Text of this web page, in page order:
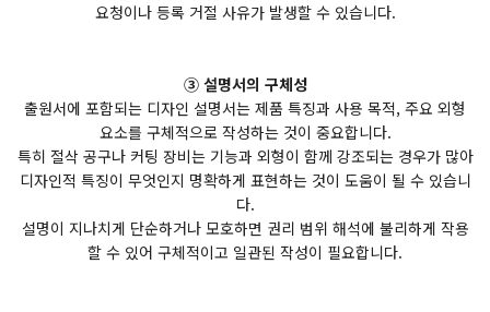
요청이나 등록 거절 사유가 발생할 수 있습니다.
③ 설명서의 구체성
출원서에 포함되는 디자인 설명서는 제품 특징과 사용 목적, 주요 외형
요소를 구체적으로 작성하는 것이 중요합니다.
특히 절삭 공구나 커팅 장비는 기능과 외형이 함께 강조되는 경우가 많아
디자인적 특징이 무엇인지 명확하게 표현하는 것이 도움이 될 수 있습니
다.
설명이 지나치게 단순하거나 모호하면 권리 범위 해석에 불리하게 작용
할 수 있어 구체적이고 일관된 작성이 필요합니다.